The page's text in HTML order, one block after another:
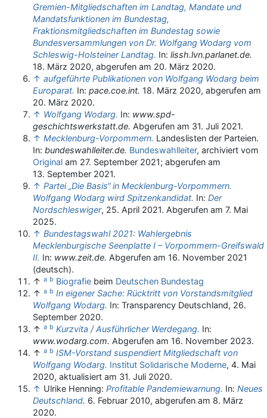
Gremien-Mitgliedschaften im Landtag, Mandate und
Mandatsfunktionen im Bundestag,
Fraktionsmitgliedschaften im Bundestag sowie
Bundesversammlungen von Dr. Wolfgang Wodarg vom
Schleswig-Holsteiner Landtag. In: lissh.lvn.parlanet.de.
18. März 2020, abgerufen am 20. März 2020.
↑ aufgeführte Publikationen von Wolfgang Wodarg beim
Europarat. In: pace.coe.int. 18. März 2020, abgerufen am
20. März 2020.
↑ Wolfgang Wodarg. In: www.spd-
geschichtswerkstatt.de. Abgerufen am 31. Juli 2021.
↑ Mecklenburg-Vorpommern. Landeslisten der Parteien.
In: bundeswahlleiter.de. Bundeswahlleiter, archiviert vom
Original am 27. September 2021; abgerufen am
13. September 2021.
↑ Partei „Die Basis“ in Mecklenburg-Vorpommern.
Wolfgang Wodarg wird Spitzenkandidat. In: Der
Nordschleswiger, 25. April 2021. Abgerufen am 7. Mai
2025.
↑ Bundestagswahl 2021: Wahlergebnis
Mecklenburgische Seenplatte I – Vorpommern-Greifswald
II. In: www.zeit.de. Abgerufen am 16. November 2021
(deutsch).
↑ a b Biografie beim Deutschen Bundestag
↑ a b In eigener Sache: Rücktritt von Vorstandsmitglied
Wolfgang Wodarg. In: Transparency Deutschland, 26.
September 2020.
↑ a b Kurzvita / Ausführlicher Werdegang. In:
www.wodarg.com. Abgerufen am 16. November 2023.
↑ a b ISM-Vorstand suspendiert Mitgliedschaft von
Wolfgang Wodarg. Institut Solidarische Moderne, 4. Mai
2020, aktualisiert am 31. Juli 2020.
↑ Ulrike Henning: Profitable Pandemiewarnung. In: Neues
Deutschland. 6. Februar 2010, abgerufen am 8. März
2020.